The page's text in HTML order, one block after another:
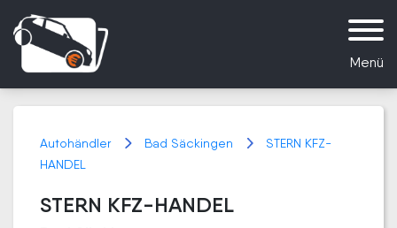
Menü
Autohändler Bad Säckingen
STERN KFZ-
HANDEL
STERN KFZ-HANDEL